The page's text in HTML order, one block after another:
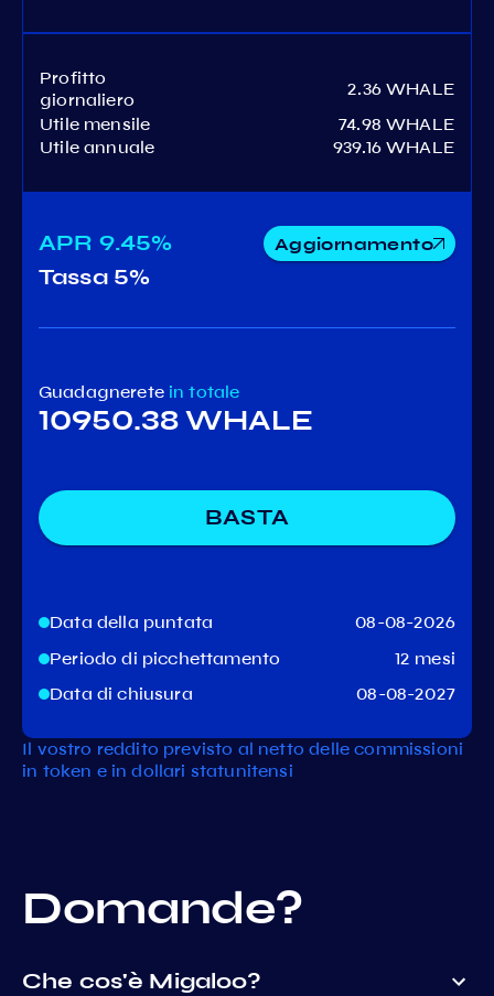
Profitto
giornaliero
2.36 WHALE
Utile mensile
74.98 WHALE
Utile annuale
939.16 WHALE
APR 9.45% Aggiornamento
Tassa5%
Guadagnerete in totale
10950.38 WHALE
BASTA
Data della puntata
08-08-2026
Periodo di picchettamento
12 mesi
Data di chiusura
08-08-2027
Il vostro reddito previsto al netto delle commissioni
in token e in dollari statunitensi
Domande?
Che cos'è Migaloo?